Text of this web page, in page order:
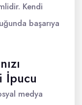
Kendi
başarıya
İpucu
medya